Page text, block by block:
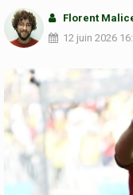
Florent
12 juin 2026